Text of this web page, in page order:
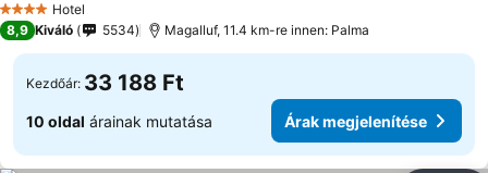
4 KategóriaHotel
8,9 Kiváló 5534 Magalluf, 11.4 km-re innen: Palma
Kezdőár: 33 188 Ft
10 oldal árainak mutatása Árak megjelenítése